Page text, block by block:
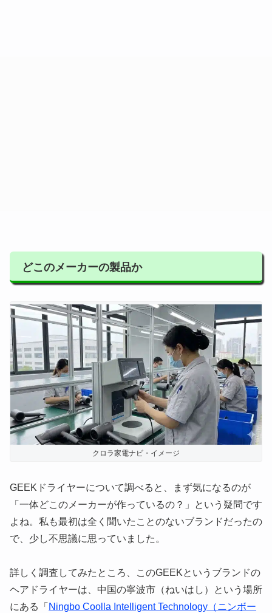
どこのメーカーの製品か
クロラ家電ナビ・イメージ
GEEKドライヤーについて調べると、まず気になるのが
「一体どこのメーカーが作っているの？」という疑問です
よね。私も最初は全く聞いたことのないブランドだったの
で、少し不思議に思っていました。
詳しく調査してみたところ、このGEEKというブランドの
ヘアドライヤーは、中国の寧波市（ねいはし）という場所
にある「 Ningbo Coolla Intelligent Technology（ニンボー